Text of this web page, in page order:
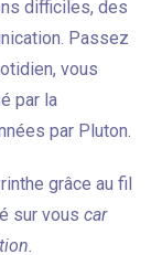
difficiles, des
Passez
vous
par la
par Pluton.
grâce au fil
sur vouscar